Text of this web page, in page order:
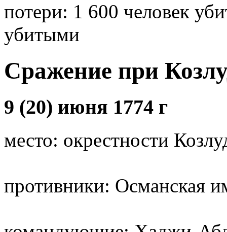
потери: 1 600 человек
убитыми
Сражение при
9 (20) июня 1774 г
место: окрестности
противники: Османская